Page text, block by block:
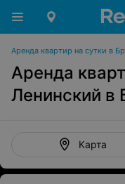
Аренда квартир на сутки в
Аренда
Ленинский в
Карта